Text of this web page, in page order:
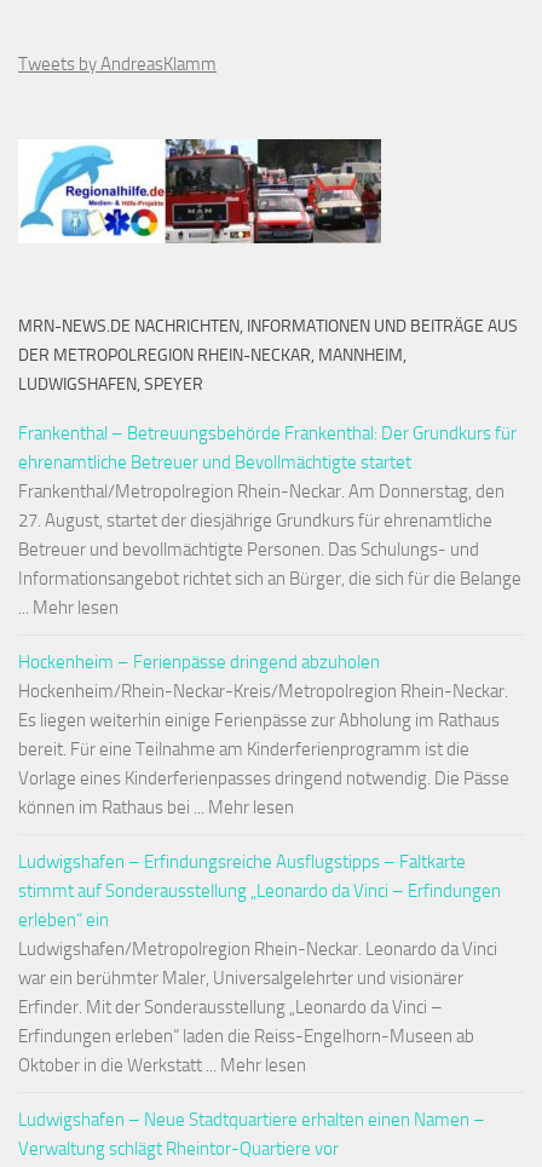
Tweets by AndreasKlamm
MRN-NEWS.DE NACHRICHTEN, INFORMATIONEN UND BEITRÄGE AUS
DER METROPOLREGION RHEIN-NECKAR, MANNHEIM,
LUDWIGSHAFEN, SPEYER
Frankenthal – Betreuungsbehörde Frankenthal: Der Grundkurs für
ehrenamtliche Betreuer und Bevollmächtigte startet
Frankenthal/Metropolregion Rhein-Neckar. Am Donnerstag, den
27. August, startet der diesjährige Grundkurs für ehrenamtliche
Betreuer und bevollmächtigte Personen. Das Schulungs- und
Informationsangebot richtet sich an Bürger, die sich für die Belange
... Mehr lesen
Hockenheim – Ferienpässe dringend abzuholen
Hockenheim/Rhein-Neckar-Kreis/Metropolregion Rhein-Neckar.
Es liegen weiterhin einige Ferienpässe zur Abholung im Rathaus
bereit. Für eine Teilnahme am Kinderferienprogramm ist die
Vorlage eines Kinderferienpasses dringend notwendig. Die Pässe
können im Rathaus bei ... Mehr lesen
Ludwigshafen – Erfindungsreiche Ausflugstipps – Faltkarte
stimmt auf Sonderausstellung „Leonardo da Vinci – Erfindungen
erleben“ ein
Ludwigshafen/Metropolregion Rhein-Neckar. Leonardo da Vinci
war ein berühmter Maler, Universalgelehrter und visionärer
Erfinder. Mit der Sonderausstellung „Leonardo da Vinci –
Erfindungen erleben“ laden die Reiss-Engelhorn-Museen ab
Oktober in die Werkstatt ... Mehr lesen
Ludwigshafen – Neue Stadtquartiere erhalten einen Namen –
Verwaltung schlägt Rheintor-Quartiere vor